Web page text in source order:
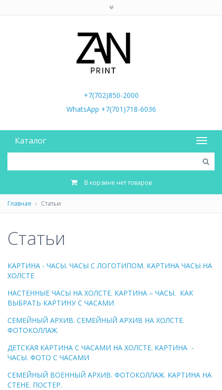
+7(702)850-2000
WhatsApp +7(701)718-6036
Каталог
В корзине нет товаров
Главная Статьи
Статьи
КАРТИНА - ЧАСЫ. ЧАСЫ С ЛОГОТИПОМ. КАРТИНА ЧАСЫ НА
ХОЛСТЕ
НАСТЕННЫЕ ЧАСЫ НА ХОЛСТЕ. КАРТИНА – ЧАСЫ. КАК
ВЫБРАТЬ КАРТИНУ С ЧАСАМИ
СЕМЕЙНЫЙ АРХИВ. СЕМЕЙНЫЙ АРХИВ НА ХОЛСТЕ.
ФОТОКОЛЛАЖ.
ДЕТСКАЯ КАРТИНА С ЧАСАМИ НА ХОЛСТЕ. КАРТИНА -
ЧАСЫ. ФОТО С ЧАСАМИ
СЕМЕЙНЫЙ ВОЕННЫЙ АРХИВ. ФОТОКОЛЛАЖ. КАРТИНА НА
СТЕНЕ. ПОСТЕР.